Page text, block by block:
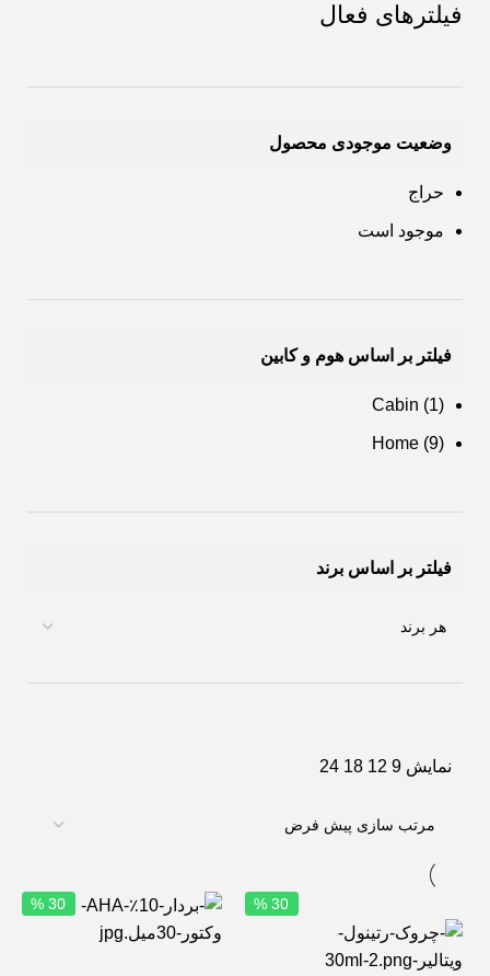
فیلترهای فعال
وضعیت موجودی محصول
حراج
موجود است
فیلتر بر اساس هوم و کابین
Cabin (1)
Home (9)
فیلتر بر اساس برند
نمایش 9
12
18
24
30 %
30 %